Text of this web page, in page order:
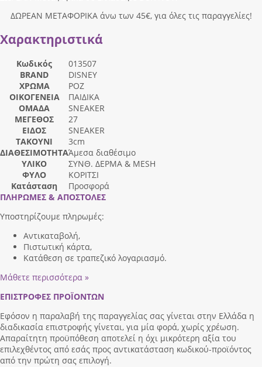
ΔΩΡΕΑΝ ΜΕΤΑΦΟΡΙΚΑ άνω των 45€, για όλες τις παραγγελίες!
Χαρακτηριστικά
Κωδικός
013507
BRAND
DISNEY
ΧΡΩΜΑ
ΡΟΖ
ΟΙΚΟΓΕΝΕΙΑ
ΠΑΙΔΙΚΑ
ΟΜΑΔΑ
SNEAKER
ΜΕΓΕΘΟΣ
27
ΕΙΔΟΣ
SNEAKER
ΤΑΚΟΥΝΙ
3cm
ΔΙΑΘΕΣΙΜΟΤΗΤΑΆμεσα διαθέσιμο
ΥΛΙΚΟ
ΣΥΝΘ. ΔΕΡΜΑ & MESH
ΦΥΛΟ
ΚΟΡΙΤΣΙ
Κατάσταση
Προσφορά
ΠΛΗΡΩΜΕΣ & ΑΠΟΣΤΟΛΕΣ
Υποστηρίζουμε πληρωμές:
Αντικαταβολή,
Πιστωτική κάρτα,
Κατάθεση σε τραπεζικό λογαριασμό.
Μάθετε περισσότερα »
ΕΠΙΣΤΡΟΦΕΣ ΠΡΟΪΟΝΤΩΝ
Εφόσον η παραλαβή της παραγγελίας σας γίνεται στην Ελλάδα η
διαδικασία επιστροφής γίνεται, για μία φορά, χωρίς χρέωση.
Απαραίτητη προϋπόθεση αποτελεί η όχι μικρότερη αξία του
επιλεχθέντος από εσάς προς αντικατάσταση κωδικού-προϊόντος
από την πρώτη σας επιλογή.